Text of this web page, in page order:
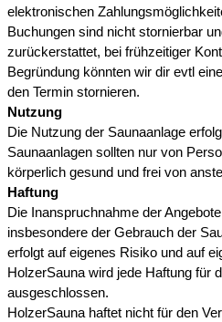
elektronischen
Buchungen sind nicht stornierbar
zurückerstattet, bei frühzeitiger
Begründung könnten wir dir evtl
den Termin stornieren.
Nutzung
Die Nutzung der Saunaanlage
Saunaanlagen sollten nur von
körperlich gesund und frei von
Haftung
Die Inanspruchnahme der
insbesondere der Gebrauch der
erfolgt auf eigenes Risiko und auf
HolzerSauna wird jede Haftung für
ausgeschlossen.
HolzerSauna haftet nicht für den